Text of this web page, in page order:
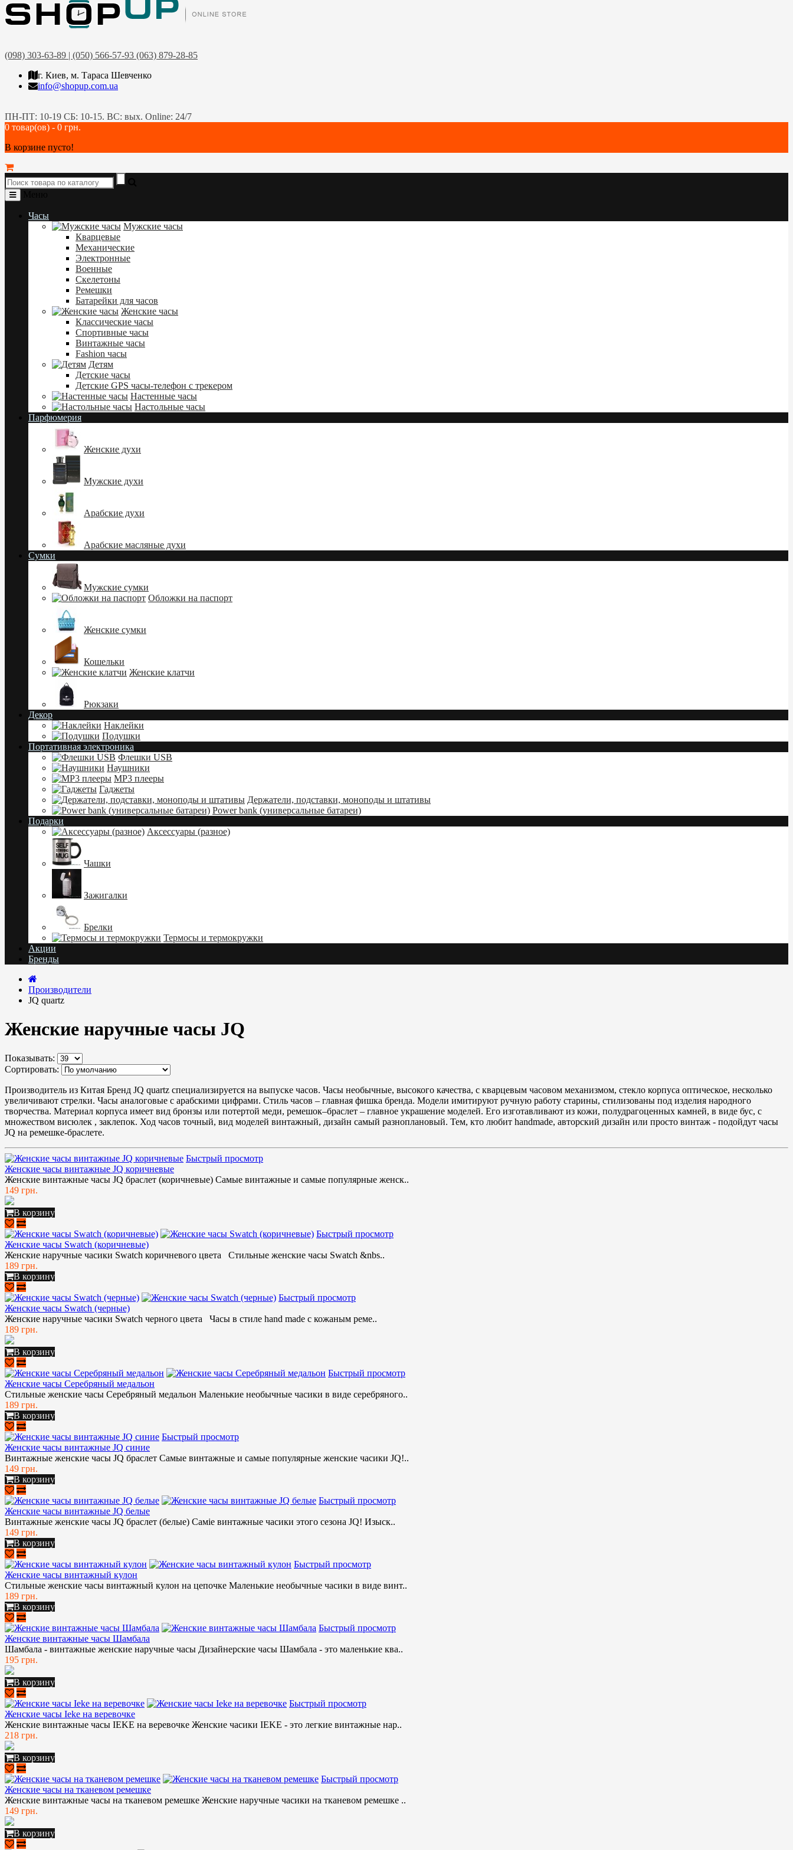
(098) 303-63-89 | (050) 566-57-93 (063) 879-28-85
г. Киев, м. Тараса Шевченко
info@shopup.com.ua
ПН-ПТ: 10-19 СБ: 10-15. ВС: вых. Online: 24/7
0 товар(ов) - 0 грн.
В корзине пусто!
Часы
Мужские часы
Кварцевые
Механические
Электронные
Военные
Скелетоны
Ремешки
Батарейки для часов
Женские часы
Классические часы
Спортивные часы
Винтажные часы
Fashion часы
Детям
Детские часы
Детские GPS часы-телефон с трекером
Настенные часы
Настольные часы
Парфюмерия
Женские духи
Мужские духи
Арабские духи
Арабские масляные духи
Сумки
Мужские сумки
Обложки на паспорт
Женские сумки
Кошельки
Женские клатчи
Рюкзаки
Декор
Наклейки
Подушки
Портативная электроника
Флешки USB
Наушники
MP3 плееры
Гаджеты
Держатели, подставки, моноподы и штативы
Power bank (универсальные батареи)
Подарки
Аксессуары (разное)
Чашки
Зажигалки
Брелки
Термосы и термокружки
Акции
Бренды
Производители
JQ quartz
Женские наручные часы JQ
Показывать:
Сортировать:
Производитель из Китая Бренд JQ quartz специализируется на выпуске часов. Часы необычные, высокого качества, с кварцевым часовом механизмом, стекло корпуса оптическое, несколько
увеличивают стрелки. Часы аналоговые с арабскими цифрами. Стиль часов – главная фишка бренда. Модели имитируют ручную работу старины, стилизованы под изделия народного
творчества. Материал корпуса имеет вид бронзы или потертой меди, ремешок–браслет – главное украшение моделей. Его изготавливают из кожи, полудрагоценных камней, в виде бус, с
множеством висюлек , заклепок. Ход часов точный, вид моделей винтажный, дизайн самый разноплановый. Тем, кто любит handmade, авторский дизайн или просто винтаж - подойдут часы
JQ на ремешке-браслете.
Быстрый просмотр
Женские часы винтажные JQ коричневые
Женские винтажные часы JQ браслет (коричневые) Самые винтажные и самые популярные женск..
149 грн.
В корзину
Быстрый просмотр
Женские часы Swatch (коричневые)
Женские наручные часики Swatch коричневого цвета Стильные женские часы Swatch &nbs..
189 грн.
В корзину
Быстрый просмотр
Женские часы Swatch (черные)
Женские наручные часики Swatch черного цвета Часы в стиле hand made с кожаным реме..
189 грн.
В корзину
Быстрый просмотр
Женские часы Серебряный медальон
Стильные женские часы Серебряный медальон Маленькие необычные часики в виде серебряного..
189 грн.
В корзину
Быстрый просмотр
Женские часы винтажные JQ синие
Винтажные женские часы JQ браслет Самые винтажные и самые популярные женские часики JQ!..
149 грн.
В корзину
Быстрый просмотр
Женские часы винтажные JQ белые
Винтажные женские часы JQ браслет (белые) Саміе винтажные часики этого сезона JQ! Изыск..
149 грн.
В корзину
Быстрый просмотр
Женские часы винтажный кулон
Стильные женские часы винтажный кулон на цепочке Маленькие необычные часики в виде винт..
189 грн.
В корзину
Быстрый просмотр
Женские винтажные часы Шамбала
Шамбала - винтажные женские наручные часы Дизайнерские часы Шамбала - это маленькие ква..
195 грн.
В корзину
Быстрый просмотр
Женские часы Ieke на веревочке
Женские винтажные часы IEKE на веревочке Женские часики IEKE - это легкие винтажные нар..
218 грн.
В корзину
Быстрый просмотр
Женские часы на тканевом ремешке
Женские винтажные часы на тканевом ремешке Женские наручные часики на тканевом ремешке ..
149 грн.
В корзину